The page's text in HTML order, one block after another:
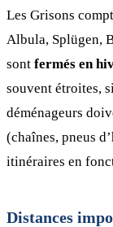
Les Grisons
Albula, Splügen,
sont fermés en
souvent étroites,
déménageurs
(chaînes, pneus
itinéraires en
Distances